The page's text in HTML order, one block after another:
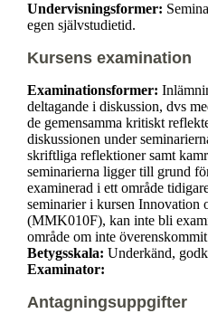
Undervisningsformer:
egen självstudietid.
Kursens examination
Examinationsformer:
deltagande i diskussion, dvs
de gemensamma kritiskt
diskussionen under
skriftliga reflektioner samt
seminarierna ligger till grund
examinerad i ett område
seminarier i kursen Innovation
(MMK010F), kan inte bli
område om inte
Betygsskala: Underkänd,
Examinator:
Antagningsuppgifter